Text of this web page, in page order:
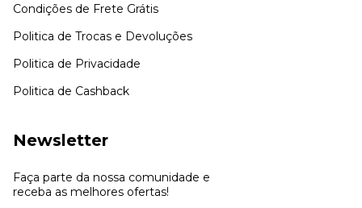
Condições de Frete Grátis
Politica de Trocas e Devoluções
Politica de Privacidade
Politica de Cashback
Newsletter
Faça parte da nossa comunidade e
receba as melhores ofertas!